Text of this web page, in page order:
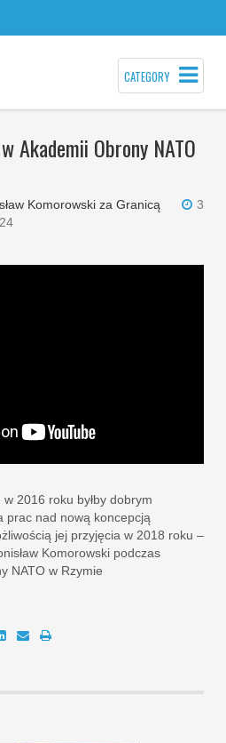
CATEGORY
Akademii Obrony NATO
Komorowski za Granicą
3
2016 roku byłby dobrym
prac nad nową koncepcją
jej przyjęcia w 2018 roku –
Komorowski podczas
NATO w Rzymie